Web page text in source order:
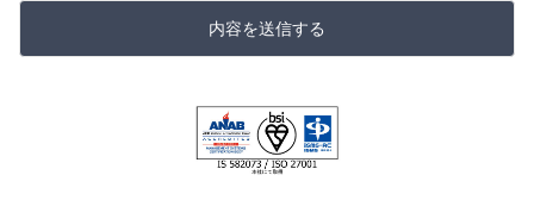
内容を送信する